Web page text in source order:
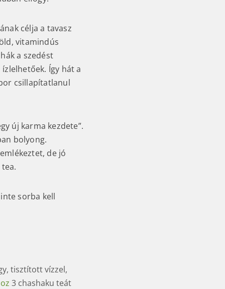
célja a tavasz
vitamindús
a szedést
Így hát a
csillapítatlanul
új karma kezdete”.
bolyong.
de jó
sorba kell
tisztított vízzel,
3 chashaku teát